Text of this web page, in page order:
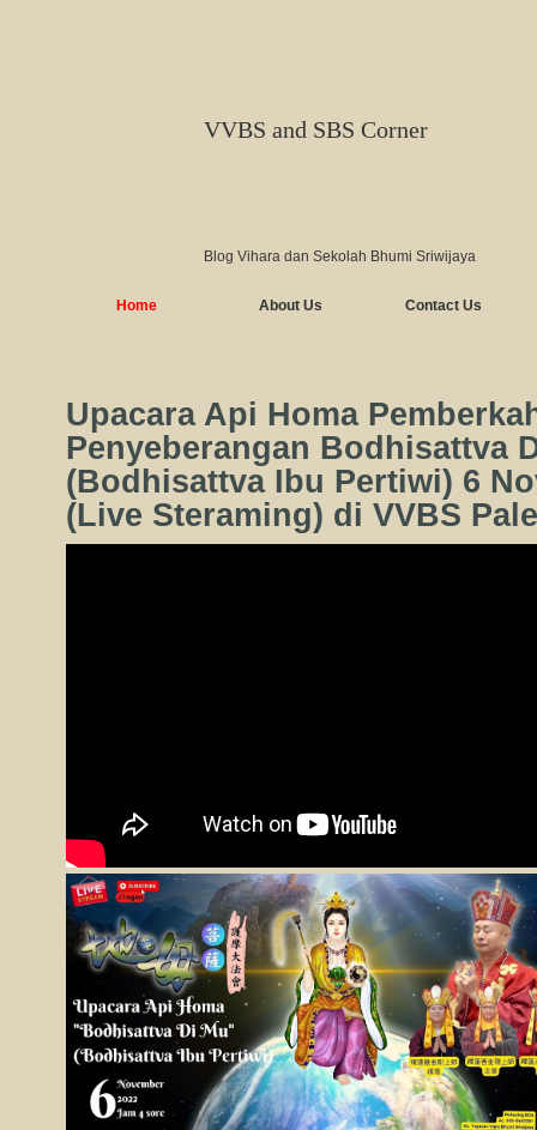
VVBS and SBS Corner
Blog Vihara dan Sekolah Bhumi Sriwijaya
Home About Us Contact Us
Upacara Api Homa
Penyeberangan Bodhisattva
(Bodhisattva Ibu Pertiwi) 6
(Live Steraming) di VVBS